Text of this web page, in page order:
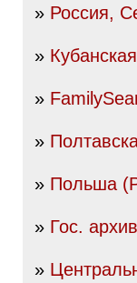
» Россия,
»
»
»
» Польша
» Гос.
»